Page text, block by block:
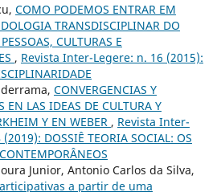
COMO PODEMOS ENTRAR EM
TRANSDISCIPLINAR DO
CULTURAS E
, Revista Inter-Legere: n. 16 (2015):
CONVERGENCIAS Y
EN LAS IDEAS DE CULTURA Y
Y EN WEBER , Revista Inter-
DOSSIÊ TEORIA SOCIAL: OS
Junior, Antonio Carlos da Silva,
a partir de uma